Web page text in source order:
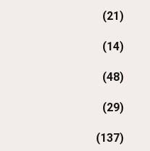
(21)
(14)
(48)
(29)
(137)